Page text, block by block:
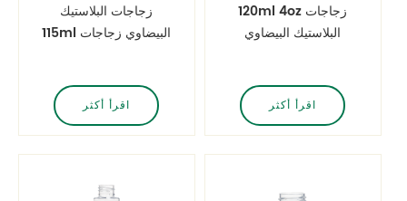
زجاجات البلاستيك
115ml البيضاوي زجاجات
اقرأ أكثر
120ml 4oz زجاجات
البلاستيك البيضاوي
اقرأ أكثر